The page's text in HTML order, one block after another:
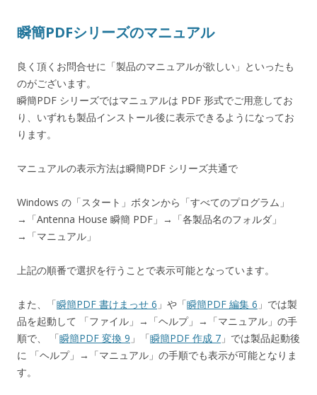
瞬簡PDFシリーズのマニュアル
良く頂くお問合せに「製品のマニュアルが欲しい」といったも
のがございます。
瞬簡PDF シリーズではマニュアルは PDF 形式でご用意してお
り、いずれも製品インストール後に表示できるようになってお
ります。
マニュアルの表示方法は瞬簡PDF シリーズ共通で
Windows の「スタート」ボタンから「すべてのプログラム」
→「Antenna House 瞬簡 PDF」→「各製品名のフォルダ」
→「マニュアル」
上記の順番で選択を行うことで表示可能となっています。
また、「瞬簡PDF 書けまっせ 6 」や「瞬簡PDF 編集 6 」では製
品を起動して 「ファイル」→「ヘルプ」→「マニュアル」の手
順で、 「瞬簡PDF 変換 9 」「瞬簡PDF 作成 7 」では製品起動後
に 「ヘルプ」→「マニュアル」の手順でも表示が可能となりま
す。